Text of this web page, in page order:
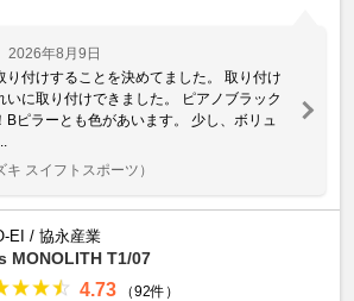
2026年8月9日
り付けすることを決めてました。 取り付け
いに取り付けできました。 ピアノブラック
Bピラーとも色があいます。 少し、ボリュ
キ スイフトスポーツ）
EI / 協永産業
MONOLITH T1/07
4.73
（92件）